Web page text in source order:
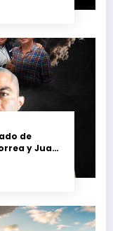
de
y Juan